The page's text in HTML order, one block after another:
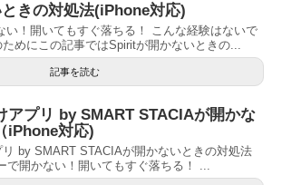
きの対処法(iPhone対応)
い！開いてもすぐ落ちる！ こんな経験はないで
めにこの記事ではSpiritが開かないときの...
記事を読む
アプリ by SMART STACIAが開かな
iPhone対応)
by SMART STACIAが開かないときの対処法
で開かない！開いてもすぐ落ちる！ ...